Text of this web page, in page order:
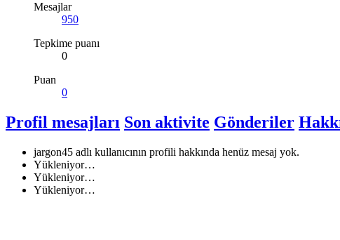
Mesajlar
950
Tepkime puanı
0
Puan
0
Profil mesajları Son aktivite Gönderiler
jargon45 adlı kullanıcının profili hakkında henüz mesaj yok.
Yükleniyor…
Yükleniyor…
Yükleniyor…